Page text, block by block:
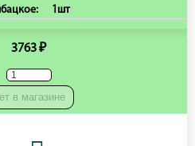
1шт
3763 ₽
в магазине